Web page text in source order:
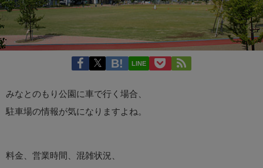
LINE
みなとのもり公園に車で行く場合、
駐車場の情報が気になりますよね。
料金、営業時間、混雑状況、